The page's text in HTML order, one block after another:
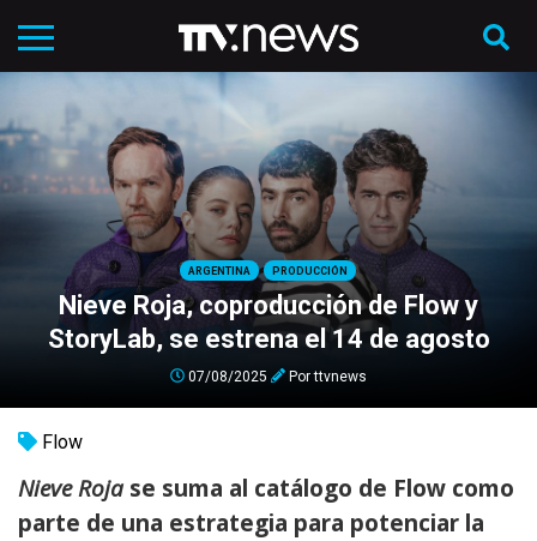
ARGENTINA PRODUCCIÓN
Nieve Roja, coproducción de Flow y
StoryLab, se estrena el 14 de agosto
07/08/2025 Porttvnews
Flow
Nieve Rojase suma al catálogo de Flow como
parte de una estrategia para potenciar la